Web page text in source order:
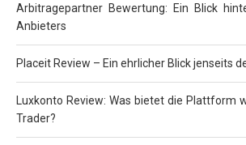
Arbitragepartner Bewertung: Ein Blick
Anbieters
Placeit Review – Ein ehrlicher Blick jenseits
Luxkonto Review: Was bietet die Plattform
Trader?